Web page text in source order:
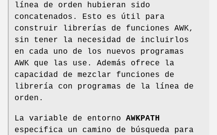
línea de orden hubieran sido
concatenados. Esto es útil para
construir librerías de funciones AWK,
sin tener la necesidad de incluirlos
en cada uno de los nuevos programas
AWK que las use. Además ofrece la
capacidad de mezclar funciones de
librería con programas de la línea de
orden.
La variable de entorno AWKPATH
especifica un camino de búsqueda para